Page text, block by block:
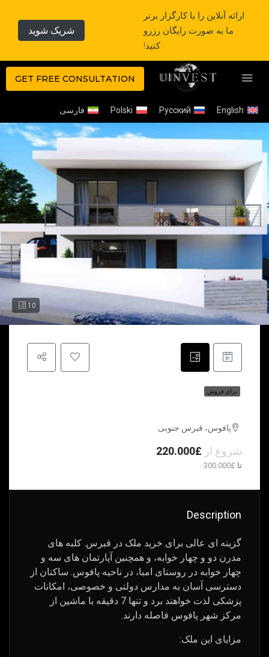
ارائه آنلاین را با کارگزار برتر
ما به صورت رایگان رزرو
کنید!
شریک شوید
GET FREE CONSULTATION
English
Русский
Polski فارسی
10
برای فروش
پافوس، قبرس جنوبی
شروع از £220.000
تا £300.000
Description
گزینه ای عالی برای خرید ملک در قبرس. کلبه های
مدرن دو و چهار خوابه، و همچنین آپارتمان های سه و
چهار خوابه در روستای امبا، در ناحیه پافوس. ساکنان از
دسترسی آسان به مدارس دولتی و خصوصی، امکانات
پزشکی لذت خواهند برد و تنها 7 دقیقه با ماشین از
مرکز شهر پافوس فاصله دارند.
مزایای این ملک: